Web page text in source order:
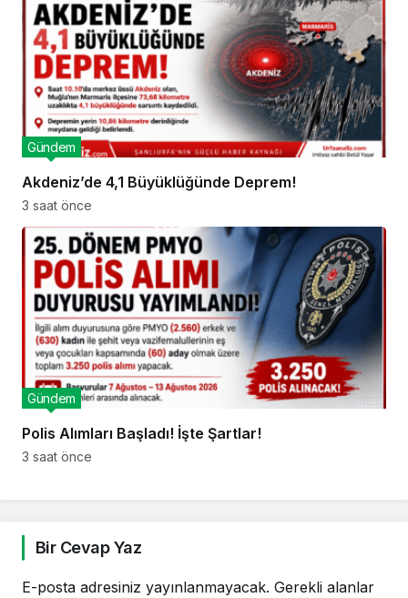
Akdeniz’de 4,1 Büyüklüğünde Deprem!
Gündem
3 saat önce
Polis Alımları Başladı! İşte Şartlar!
Gündem
3 saat önce
Bir Cevap Yaz
E-posta adresiniz yayınlanmayacak. Gerekli alanlar